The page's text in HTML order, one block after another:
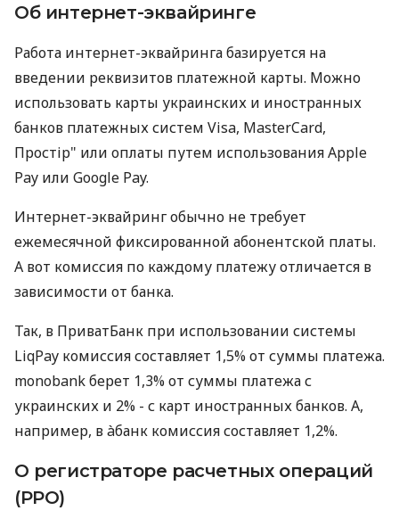
Об интернет-эквайринге
Работа интернет-эквайринга базируется на
введении реквизитов платежной карты. Можно
использовать карты украинских и иностранных
банков платежных систем Visa, MasterCard,
Простір" или оплаты путем использования Apple
Pay или Google Pay.
Интернет-эквайринг обычно не требует
ежемесячной фиксированной абонентской платы.
А вот комиссия по каждому платежу отличается в
зависимости от банка.
Так, в ПриватБанк при использовании системы
LiqPay комиссия составляет 1,5% от суммы платежа.
monobank берет 1,3% от суммы платежа с
украинских и 2% - с карт иностранных банков. А,
например, в àбанк комиссия составляет 1,2%.
О регистраторе расчетных операций
(РРО)